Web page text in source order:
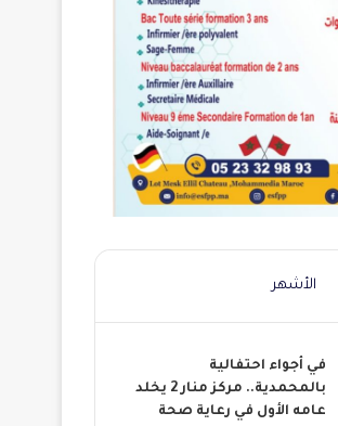
الأشهر
في أجواء احتفالية
بالمحمدية.. مركز منار 2 يخلد
عامه الأول في رعاية صحة